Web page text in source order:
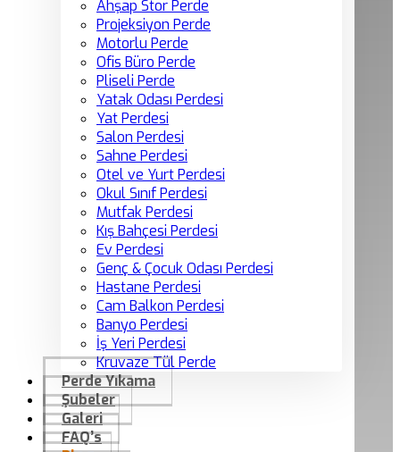
Ahşap Stor Perde
Projeksiyon Perde
Motorlu Perde
Ofis Büro Perde
Pliseli Perde
Yatak Odası Perdesi
Yat Perdesi
Salon Perdesi
Sahne Perdesi
Otel ve Yurt Perdesi
Okul Sınıf Perdesi
Mutfak Perdesi
Kış Bahçesi Perdesi
Ev Perdesi
Genç & Çocuk Odası Perdesi
Hastane Perdesi
Cam Balkon Perdesi
Banyo Perdesi
İş Yeri Perdesi
Kruvaze Tül Perde
Perde Yıkama
Şubeler
Galeri
FAQ’s